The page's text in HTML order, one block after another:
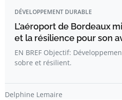
DÉVELOPPEMENT DURABLE
L’aéroport de Bordeaux
et la résilience pour son
EN BREF Objectif:
sobre et résilient.
Delphine Lemaire